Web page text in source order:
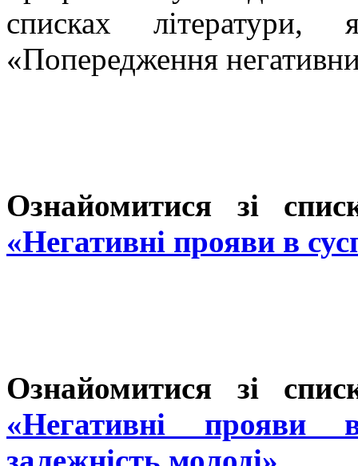
списках літератури,
«Попередження
Ознайомитися зі
«Негативні прояви в
Ознайомитися зі
«Негативні прояви